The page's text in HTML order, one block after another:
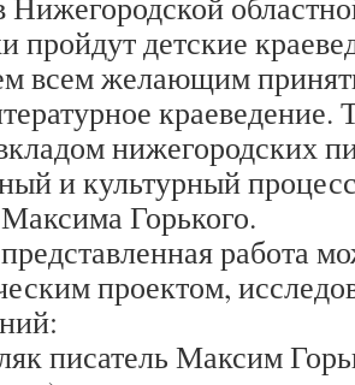
пройдут детские
всем желающим
краеведение.
нижегородских
и культурный
Горького.
работа
проектом,
писатель Максим